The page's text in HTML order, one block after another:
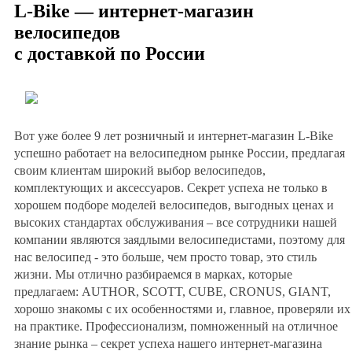
L-Bike — интернет-магазин
велосипедов
с доставкой по России
Вот уже более 9 лет розничный и интернет-магазин L-Bike
успешно работает на велосипедном рынке России, предлагая
своим клиентам широкий выбор велосипедов,
комплектующих и аксессуаров. Секрет успеха не только в
хорошем подборе моделей велосипедов, выгодных ценах и
высоких стандартах обслуживания – все сотрудники нашей
компании являются заядлыми велосипедистами, поэтому для
нас велосипед - это больше, чем просто товар, это стиль
жизни. Мы отлично разбираемся в марках, которые
предлагаем: AUTHOR, SCOTT, CUBE, CRONUS, GIANT,
хорошо знакомы с их особенностями и, главное, проверяли их
на практике. Профессионализм, помноженный на отличное
знание рынка – секрет успеха нашего интернет-магазина